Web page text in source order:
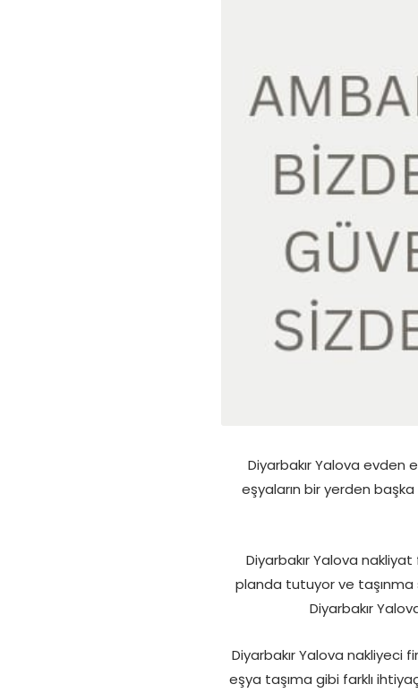
Diyarbakır Yalova evden
eşyaların bir yerden
Diyarbakır Yalova
planda tutuyor ve taşınma
Diyarbakır
Diyarbakır Yalova nakliyeci
eşya taşıma gibi farklı